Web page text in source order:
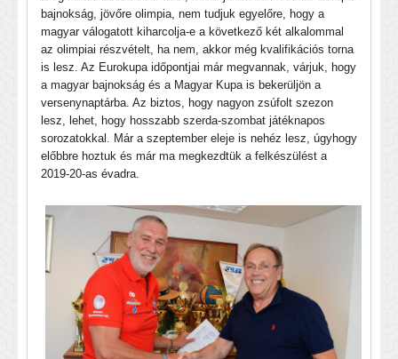
bajnokság, jövőre olimpia, nem tudjuk egyelőre, hogy a
magyar válogatott kiharcolja-e a következő két alkalommal
az olimpiai részvételt, ha nem, akkor még kvalifikációs torna
is lesz. Az Eurokupa időpontjai már megvannak, várjuk, hogy
a magyar bajnokság és a Magyar Kupa is bekerüljön a
versenynaptárba. Az biztos, hogy nagyon zsúfolt szezon
lesz, lehet, hogy hosszabb szerda-szombat játéknapos
sorozatokkal. Már a szeptember eleje is nehéz lesz, úgyhogy
előbbre hoztuk és már ma megkezdtük a felkészülést a
2019-20-as évadra.